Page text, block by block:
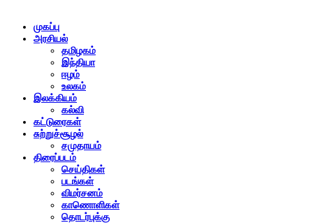
முகப்பு
அரசியல்
தமிழகம்
இந்தியா
ஈழம்
உலகம்
இலக்கியம்
கல்வி
கட்டுரைகள்
சுற்றுச்சூழல்
சமுதாயம்
திரைப்படம்
செய்திகள்
படங்கள்
விமர்சனம்
காணொளிகள்
தொடர்புக்கு